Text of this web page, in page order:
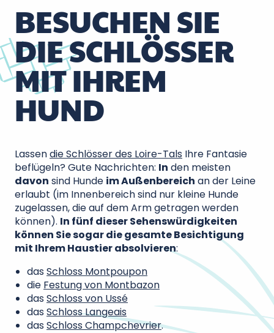
BESUCHEN SIE
DIE SCHLÖSSER
MIT IHREM
HUND
Lassendie Schlösser des Loire-Tals Ihre Fantasie
beflügeln? Gute Nachrichten: In den meisten
davon sind Hunde im Außenbereich an der Leine
erlaubt (im Innenbereich sind nur kleine Hunde
zugelassen, die auf dem Arm getragen werden
können). In fünf dieser Sehenswürdigkeiten
können Sie sogar die gesamte Besichtigung
mit Ihrem Haustier absolvieren:
dasSchloss Montpoupon
die Festung von Montbazon
dasSchloss von Ussé
dasSchloss Langeais
dasSchloss Champchevrier.